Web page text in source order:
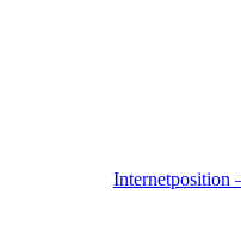
Internetposition